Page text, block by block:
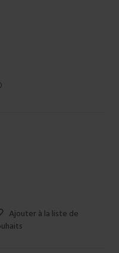
Ajouter à la liste de